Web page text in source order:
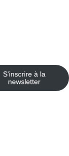
S'inscrire à la
newsletter